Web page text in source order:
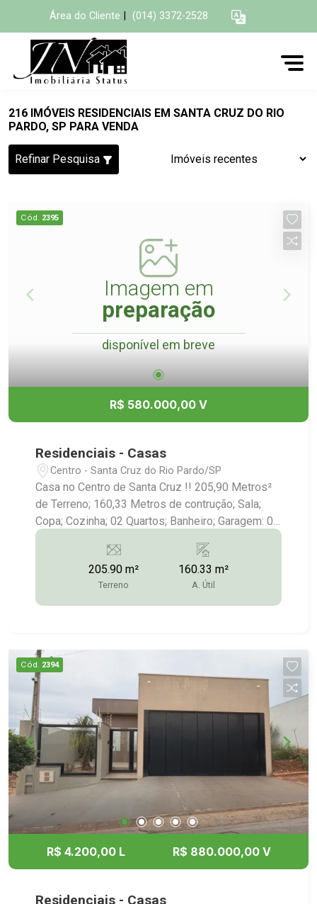
Área do Cliente (014) 3372-2528
216 IMÓVEIS RESIDENCIAIS EM SANTA CRUZ DO RIO
PARDO, SP PARA VENDA
Refinar Pesquisa
Cód. 2395
Imagem em
preparação
disponível em breve
R$ 580.000,00 V
Residenciais - Casas
Centro - Santa Cruz do Rio Pardo/SP
Casa no Centro de Santa Cruz !! 205,90 Metros²
de Terreno; 160,33 Metros de contrução; Sala;
Copa; Cozinha; 02 Quartos; Banheiro; Garagem: 02
Carros; Mais Informações:(14)9.9743-
9789/9.9613-5228/3372-2528
205.90 m²
Terreno
160.33 m²
A. Útil
Cód. 2394
R$ 4.200,00 L R$ 880.000,00 V
Residenciais - Casas